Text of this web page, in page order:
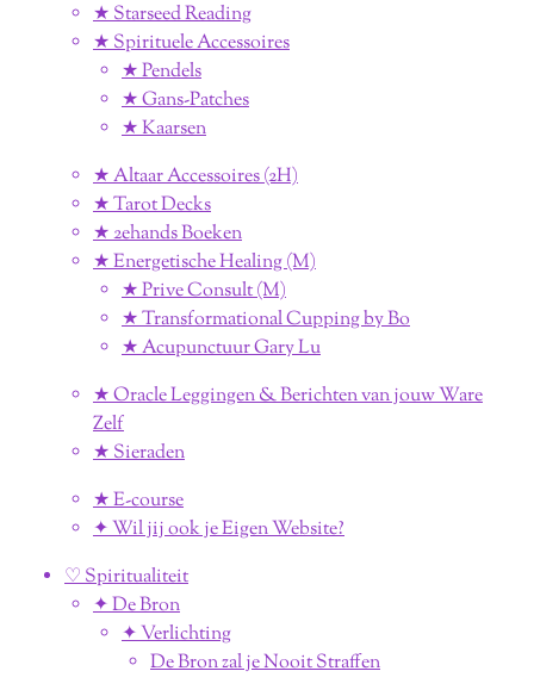
★ Starseed Reading
★ Spirituele Accessoires
★ Pendels
★ Gans-Patches
★ Kaarsen
★ Altaar Accessoires (2H)
★ Tarot Decks
★ 2ehands Boeken
★ Energetische Healing (M)
★ Prive Consult (M)
★ Transformational Cupping by Bo
★ Acupunctuur Gary Lu
★ Oracle Leggingen & Berichten van jouw Ware
Zelf
★ Sieraden
★ E-course
✦ Wil jij ook je Eigen Website?
♡ Spiritualiteit
✦ De Bron
✦ Verlichting
De Bron zal je Nooit Straffen